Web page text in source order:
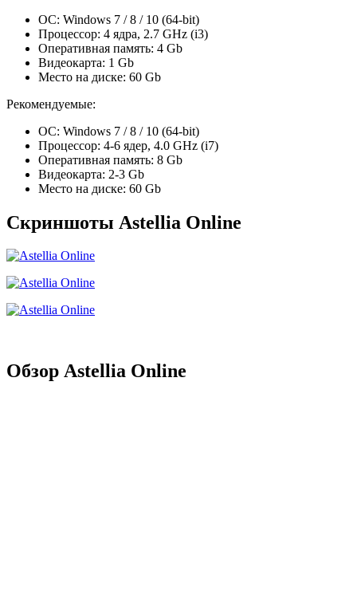
ОС: Windows 7 / 8 / 10 (64-bit)
Процессор: 4 ядра, 2.7 GHz (i3)
Оперативная память: 4 Gb
Видеокарта: 1 Gb
Место на диске: 60 Gb
Рекомендуемые:
ОС: Windows 7 / 8 / 10 (64-bit)
Процессор: 4-6 ядер, 4.0 GHz (i7)
Оперативная память: 8 Gb
Видеокарта: 2-3 Gb
Место на диске: 60 Gb
Скриншоты Astellia Online
Обзор Astellia Online